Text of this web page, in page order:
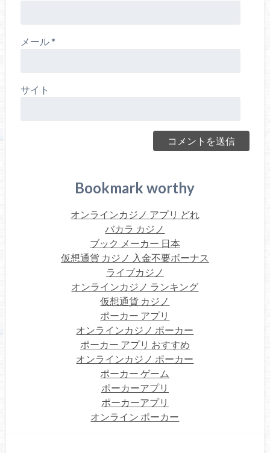
メール*
サイト
Bookmark worthy
オンラインカジノ アプリ どれ
バカラ カジノ
ブック メーカー 日本
仮想通貨 カジノ 入金不要ボーナス
ライブカジノ
オンラインカジノ ランキング
仮想通貨 カジノ
ポーカー アプリ
オンラインカジノ ポーカー
ポーカー アプリ おすすめ
オンラインカジノ ポーカー
ポーカー ゲーム
ポーカーアプリ
ポーカーアプリ
オンライン ポーカー